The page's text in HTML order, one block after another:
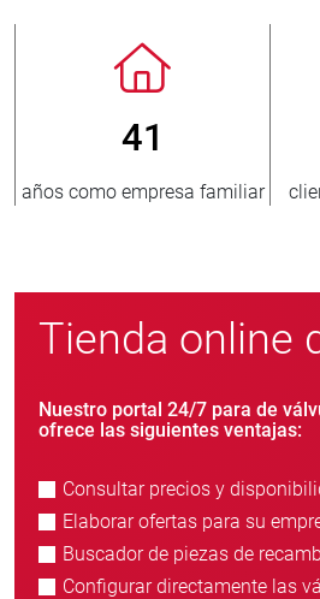
empresa familiar clientes en
Tienda online
Nuestro portal 24/7 para de
ofrece las siguientes ventajas:
Consultar precios y
Elaborar ofertas para su
Buscador de piezas de
Configurar directamente las